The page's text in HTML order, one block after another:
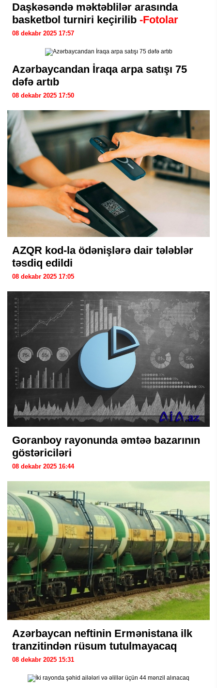
Daşkəsəndə məktəblilər arasında
basketbol turniri keçirilib -Fotolar
08 dekabr 2025 17:57
Azərbaycandan İraqa arpa satışı 75
dəfə artıb
08 dekabr 2025 17:50
AZQR kod-la ödənişlərə dair tələblər
təsdiq edildi
08 dekabr 2025 17:05
Goranboy rayonunda əmtəə bazarının
göstəriciləri
08 dekabr 2025 16:44
Azərbaycan neftinin Ermənistana ilk
tranzitindən rüsum tutulmayacaq
08 dekabr 2025 15:31